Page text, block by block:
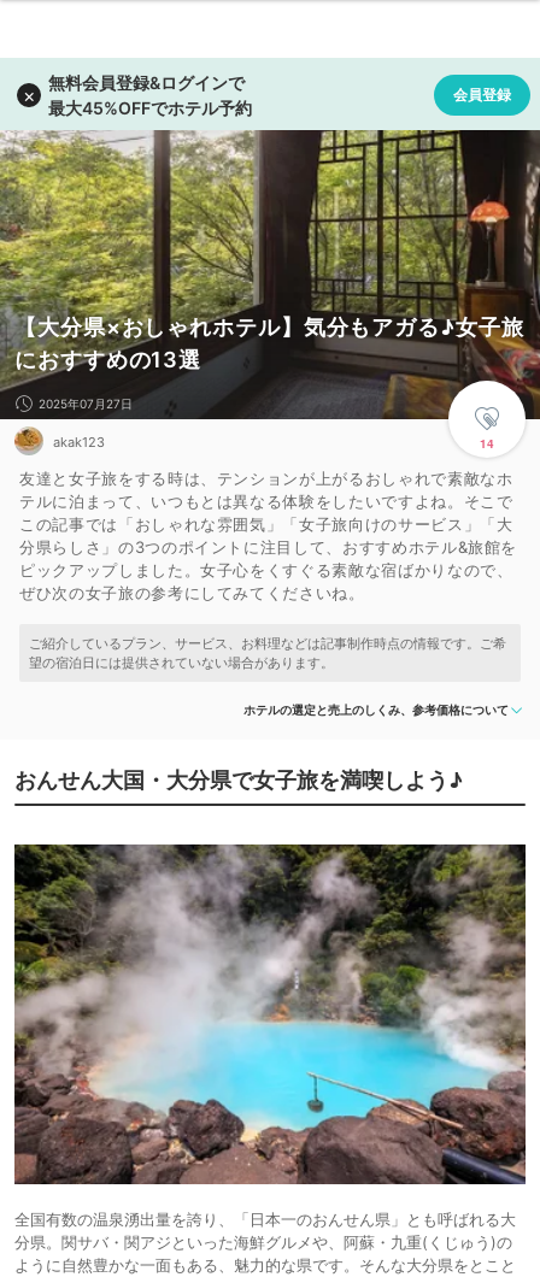
【大分県×おしゃれホテル】気分もアガる♪女子旅
におすすめの13選
14
2025年07月27日
akak123
友達と女子旅をする時は、テンションが上がるおしゃれで素敵なホ
テルに泊まって、いつもとは異なる体験をしたいですよね。そこで
この記事では「おしゃれな雰囲気」「女子旅向けのサービス」「大
分県らしさ」の3つのポイントに注目して、おすすめホテル&旅館を
ピックアップしました。女子心をくすぐる素敵な宿ばかりなので、
ぜひ次の女子旅の参考にしてみてくださいね。
ホテルの選定と売上のしくみ、参考価格について
おんせん大国・大分県で女子旅を満喫しよう♪
全国有数の温泉湧出量を誇り、「日本一のおんせん県」とも呼ばれる大
分県。関サバ・関アジといった海鮮グルメや、阿蘇・九重(くじゅう)の
ように自然豊かな一面もある、魅力的な県です。そんな大分県をとこと